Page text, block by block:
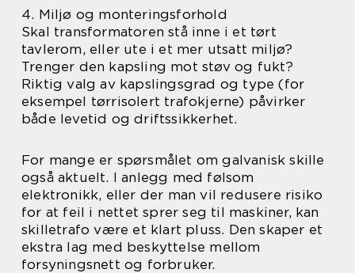
4. Miljø og monteringsforhold
Skal transformatoren stå inne i et tørt
tavlerom, eller ute i et mer utsatt miljø?
Trenger den kapsling mot støv og fukt?
Riktig valg av kapslingsgrad og type (for
eksempel tørrisolert trafokjerne) påvirker
både levetid og driftssikkerhet.
For mange er spørsmålet om galvanisk skille
også aktuelt. I anlegg med følsom
elektronikk, eller der man vil redusere risiko
for at feil i nettet sprer seg til maskiner, kan
skilletrafo være et klart pluss. Den skaper et
ekstra lag med beskyttelse mellom
forsyningsnett og forbruker.